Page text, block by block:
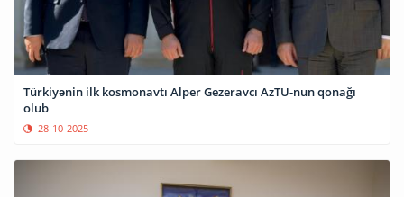
Türkiyənin ilk kosmonavtı Alper Gezeravcı AzTU-nun qonağı
olub
28-10-2025